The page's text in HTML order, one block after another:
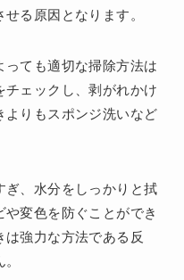
る原因となります。
っても適切な掃除方法は
ェックし、剥がれかけ
よりもスポンジ洗いなど
ぎ、水分をしっかりと拭
変色を防ぐことができ
は強力な方法である反